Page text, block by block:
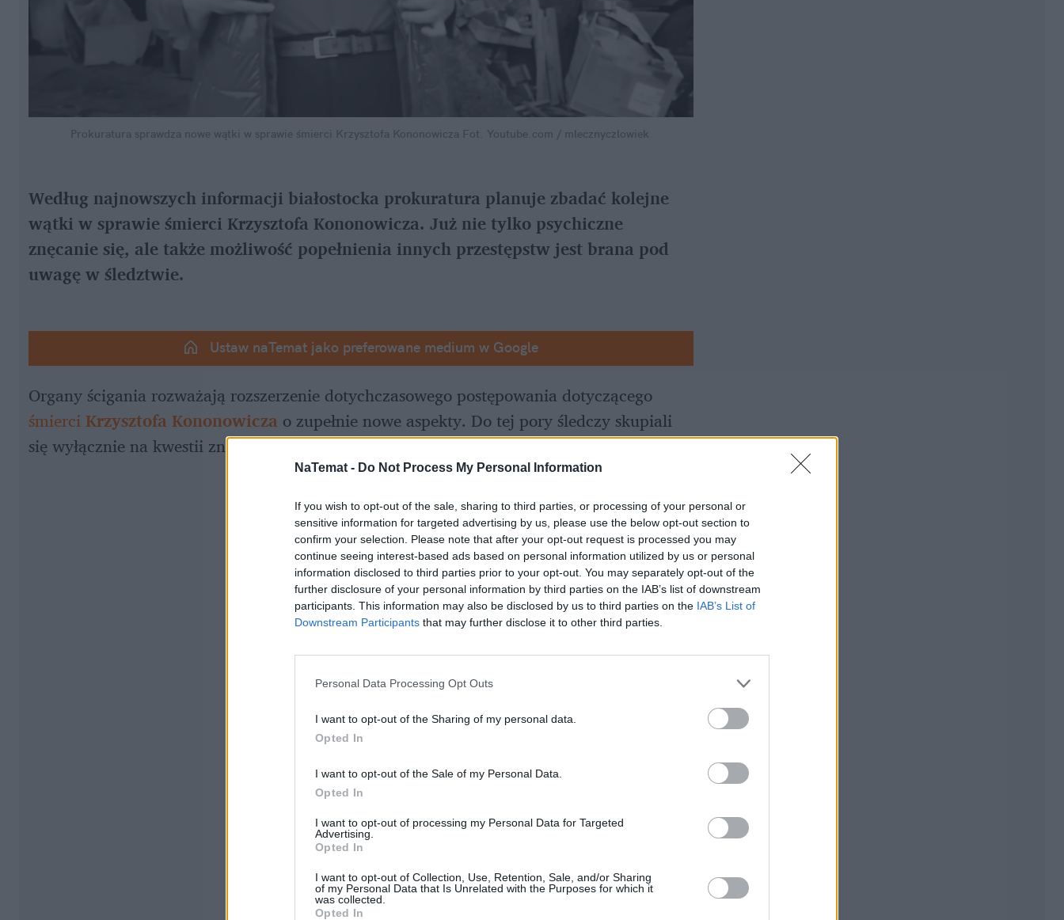
NaTemat - Do Not Process My Personal Information
If you wish to opt-out of the sale, sharing to third parties, or processing of your personal or
sensitive information for targeted advertising by us, please use the below opt-out section to
confirm your selection. Please note that after your opt-out request is processed you may
continue seeing interest-based ads based on personal information utilized by us or personal
information disclosed to third parties prior to your opt-out. You may separately opt-out of the
further disclosure of your personal information by third parties on the IAB’s list of downstream
participants. This information may also be disclosed by us to third parties on the IAB’s List of
Downstream Participants that may further disclose it to other third parties.
Personal Data Processing Opt Outs
I want to opt-out of the Sharing of my personal data.
Opted In
I want to opt-out of the Sale of my Personal Data.
Opted In
I want to opt-out of processing my Personal Data for Targeted
Advertising.
Opted In
I want to opt-out of Collection, Use, Retention, Sale, and/or Sharing
of my Personal Data that Is Unrelated with the Purposes for which it
was collected.
Opted In
Prokuratura sprawdza nowe wątki w sprawie śmierci Krzysztofa Kononowicza Fot. Youtube.com / mlecznyczlowiek
Według najnowszych informacji białostocka prokuratura planuje zbadać kolejne
wątki w sprawie śmierci Krzysztofa Kononowicza. Już nie tylko psychiczne
znęcanie się, ale także możliwość popełnienia innych przestępstw jest brana pod
uwagę w śledztwie.
Ustaw naTemat jako preferowane medium w Google
śmierci Krzysztofa Kononowicza o zupełnie nowe aspekty. Do tej pory śledczy skupiali
się wyłącznie na kwestii znęcania się psychicznego nad mężczyzną.